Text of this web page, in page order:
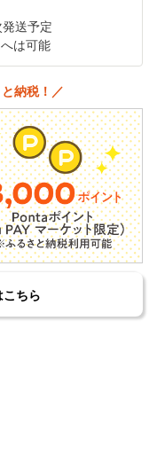
発送予定
は可能
納税！／
こちら